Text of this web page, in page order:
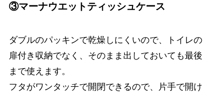
③マーナウエットティッシュケース
ダブルのパッキンで乾燥しにくいので、トイレの
扉付き収納でなく、そのまま出しておいても最後
まで使えます。
フタがワンタッチで開閉できるので、片手で開け